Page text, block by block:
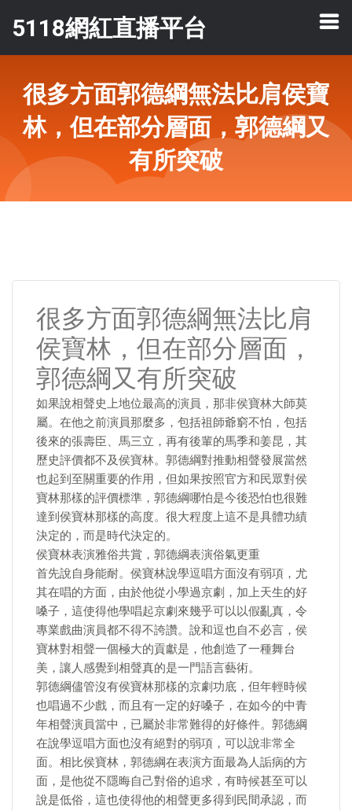
5118網紅直播平台
很多方面郭德綱無法比肩侯寶
林，但在部分層面，郭德綱又
有所突破
很多方面郭德綱無法比肩
侯寶林，但在部分層面，
郭德綱又有所突破
如果說相聲史上地位最高的演員，那非侯寶林大師莫
屬。在他之前演員那麼多，包括祖師爺窮不怕，包括
後來的張壽臣、馬三立，再有後輩的馬季和姜昆，其
歷史評價都不及侯寶林。郭德綱對推動相聲發展當然
也起到至關重要的作用，但如果按照官方和民眾對侯
寶林那樣的評價標準，郭德綱哪怕是今後恐怕也很難
達到侯寶林那樣的高度。很大程度上這不是具體功績
決定的，而是時代決定的。
侯寶林表演雅俗共賞，郭德綱表演俗氣更重
首先說自身能耐。侯寶林說學逗唱方面沒有弱項，尤
其在唱的方面，由於他從小學過京劇，加上天生的好
嗓子，這使得他學唱起京劇來幾乎可以以假亂真，令
專業戲曲演員都不得不誇讚。說和逗也自不必言，侯
寶林對相聲一個極大的貢獻是，他創造了一種舞台
美，讓人感覺到相聲真的是一門語言藝術。
郭德綱儘管沒有侯寶林那樣的京劇功底，但年輕時候
也唱過不少戲，而且有一定的好嗓子，在如今的中青
年相聲演員當中，已屬於非常難得的好條件。郭德綱
在說學逗唱方面也沒有絕對的弱項，可以說非常全
面。相比侯寶林，郭德綱在表演方面最為人詬病的方
面，是他從不隱晦自己對俗的追求，有時候甚至可以
說是低俗，這也使得他的相聲更多得到民間承認，而